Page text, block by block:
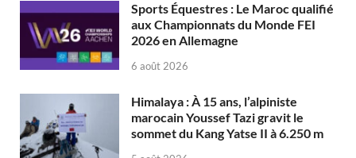
Sports Équestres : Le Maroc qualifié
aux Championnats du Monde FEI
2026 en Allemagne
6 août 2026
Himalaya : À 15 ans, l’alpiniste
marocain Youssef Tazi gravit le
sommet du Kang Yatse II à 6.250 m